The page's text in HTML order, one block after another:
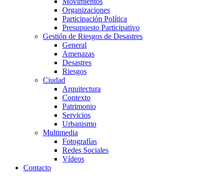
Organizaciones
Participación Política
Presupuesto Participativo
Gestión de Riesgos de Desastres
General
Amenazas
Desastres
Riesgos
Ciudad
Arquitectura
Contexto
Patrimonio
Servicios
Urbanismo
Multimedia
Fotografías
Redes Sociales
Vídeos
Contacto